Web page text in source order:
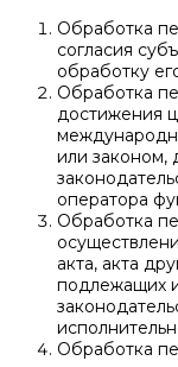
Обработка
согласия
обработку
Обработка
достижения
или законом,
оператора
Обработка
акта, акта
подлежащих
Обработка